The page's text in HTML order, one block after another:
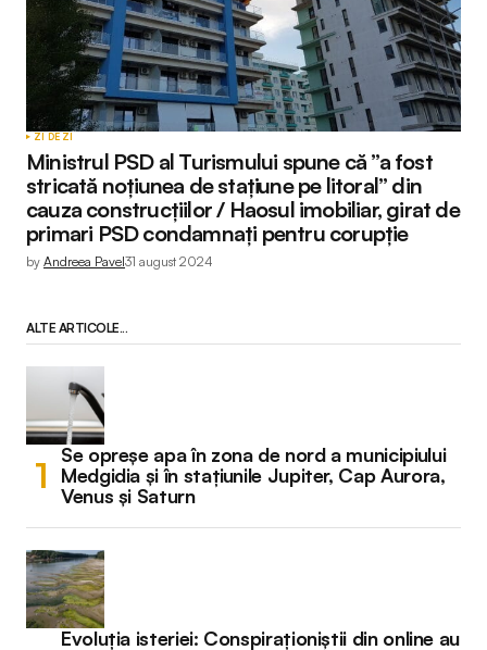
ZI DE ZI
Ministrul PSD al Turismului spune că ”a fost
stricată noțiunea de stațiune pe litoral” din
cauza construcțiilor / Haosul imobiliar, girat de
primari PSD condamnați pentru corupție
by Andreea Pavel31 august 2024
ALTE ARTICOLE...
Se opreșe apa în zona de nord a municipiului
Medgidia și în stațiunile Jupiter, Cap Aurora,
Venus și Saturn
Evoluția isteriei: Conspiraționiștii din online au